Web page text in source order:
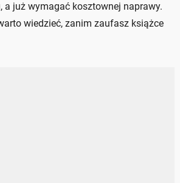
a już wymagać kosztownej naprawy.
wiedzieć, zanim zaufasz książce